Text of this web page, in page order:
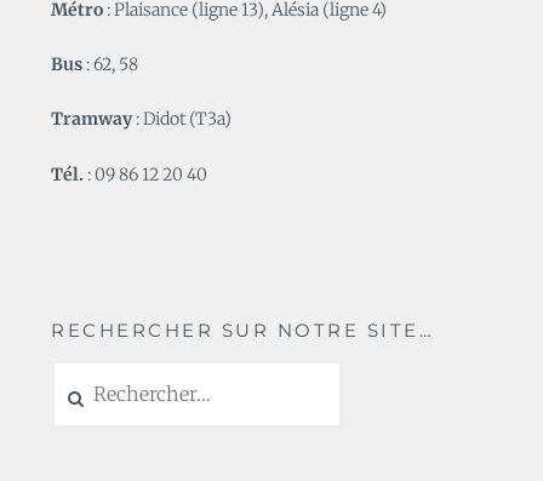
Métro : Plaisance (ligne 13), Alésia (ligne 4)
Bus : 62, 58
Tramway: Didot (T3a)
Tél. : 09 86 12 20 40
RECHERCHER SUR NOTRE SITE…